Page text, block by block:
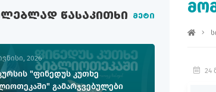
ᲬᲐᲡᲐᲙᲘᲗᲮᲘ მეტი
2026
"ფინედუს კუთხე
გამარჯვებულები
24